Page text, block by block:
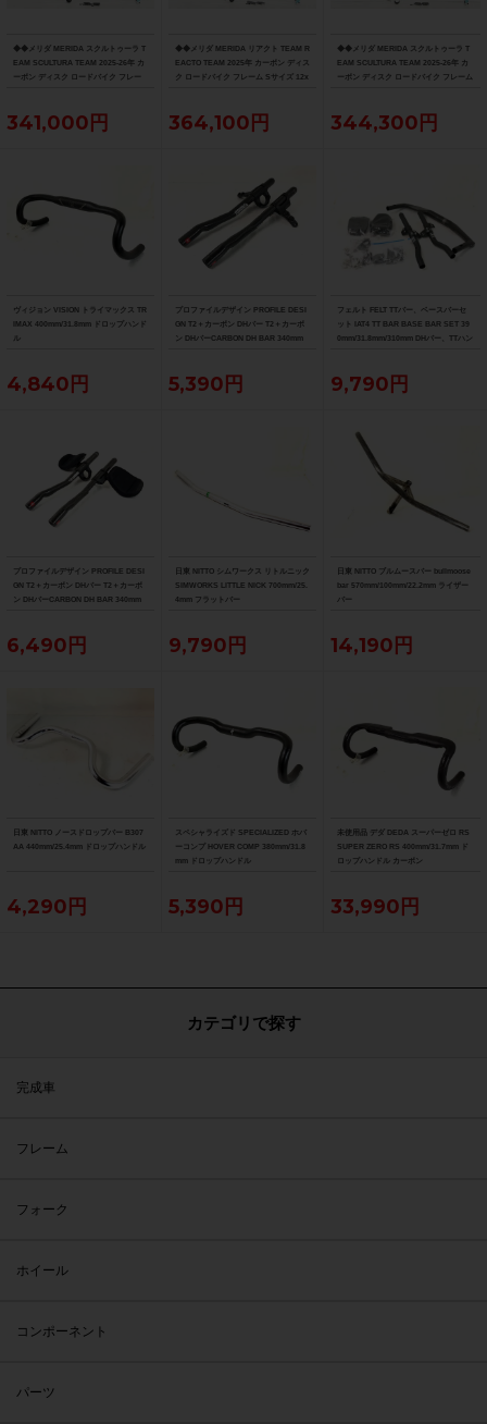
◆◆メリダ MERIDA スクルトゥーラ T
EAM SCULTURA TEAM 2025-26年 カ
ーボン ディスク ロードバイク フレー
341,000円
◆◆メリダ MERIDA リアクト TEAM R
EACTO TEAM 2025年 カーボン ディス
ク ロードバイク フレーム Sサイズ 12x
364,100円
◆◆メリダ MERIDA スクルトゥーラ T
EAM SCULTURA TEAM 2025-26年 カ
ーボン ディスク ロードバイク フレーム
344,300円
ヴィジョン VISION トライマックス TR
IMAX 400mm/31.8mm ドロップハンド
ル
4,840円
プロファイルデザイン PROFILE DESI
GN T2＋カーボン DHバー T2＋カーボ
ン DHバーCARBON DH BAR 340mm
5,390円
フェルト FELT TTバー、ベースバーセ
ット IAT4 TT BAR BASE BAR SET 39
0mm/31.8mm/310mm DHバー、TTハン
9,790円
プロファイルデザイン PROFILE DESI
GN T2＋カーボン DHバー T2＋カーボ
ン DHバーCARBON DH BAR 340mm
6,490円
日東 NITTO シムワークス リトルニック
SIMWORKS LITTLE NICK 700mm/25.
4mm フラットバー
9,790円
日東 NITTO ブルムースバー bullmoose
bar 570mm/100mm/22.2mm ライザー
バー
14,190円
日東 NITTO ノースドロップバー B307
AA 440mm/25.4mm ドロップハンドル
4,290円
スペシャライズド SPECIALIZED ホバ
ーコンプ HOVER COMP 380mm/31.8
mm ドロップハンドル
5,390円
未使用品 デダ DEDA スーパーゼロ RS
SUPER ZERO RS 400mm/31.7mm ド
ロップハンドル カーボン
33,990円
カテゴリで探す
完成車
フレーム
フォーク
ホイール
コンポーネント
パーツ